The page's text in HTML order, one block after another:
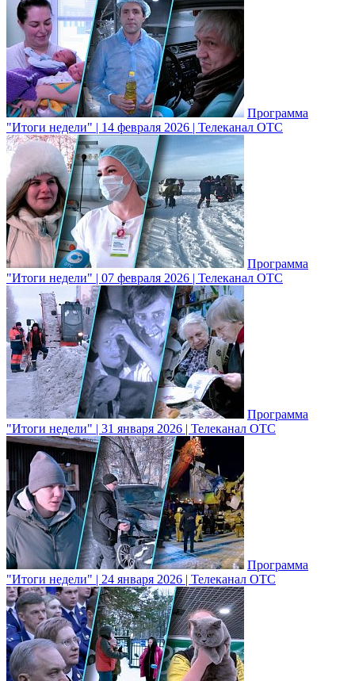
Программа
"Итоги недели" | 14 февраля 2026 | Телеканал ОТС
Программа
"Итоги недели" | 07 февраля 2026 | Телеканал ОТС
Программа
"Итоги недели" | 31 января 2026 | Телеканал ОТС
Программа
"Итоги недели" | 24 января 2026 | Телеканал ОТС